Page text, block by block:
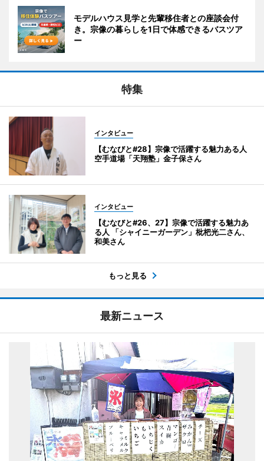
モデルハウス見学と先輩移住者との座談会付
き。宗像の暮らしを1日で体感できるバスツア
ー
特集
インタビュー
【むなびと#28】宗像で活躍する魅力ある人
空手道場「天翔塾」金子保さん
インタビュー
【むなびと#26、27】宗像で活躍する魅力あ
る人 「シャイニーガーデン」枇杷光二さん、
和美さん
もっと見る
最新ニュース